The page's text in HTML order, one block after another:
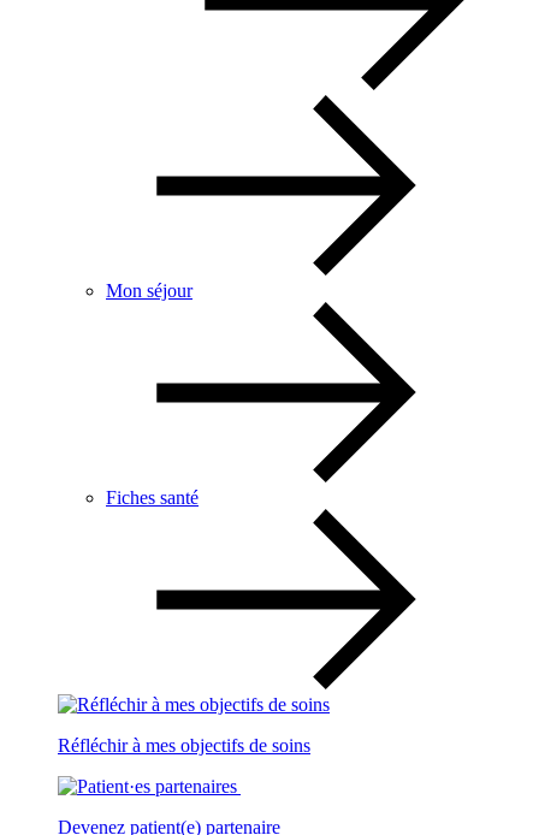
Mon séjour
Fiches santé
Réfléchir à mes objectifs de soins
Devenez patient(e) partenaire